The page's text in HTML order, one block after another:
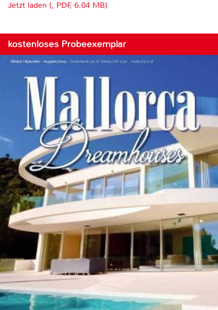
Jetzt laden (, PDF, 6.04 MB)
kostenloses Probeexemplar